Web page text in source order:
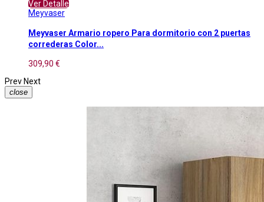
Ver Detalle
Meyvaser
Meyvaser Armario ropero Para dormitorio con 2 puertas
correderas Color...
309,90 €
Prev Next
close